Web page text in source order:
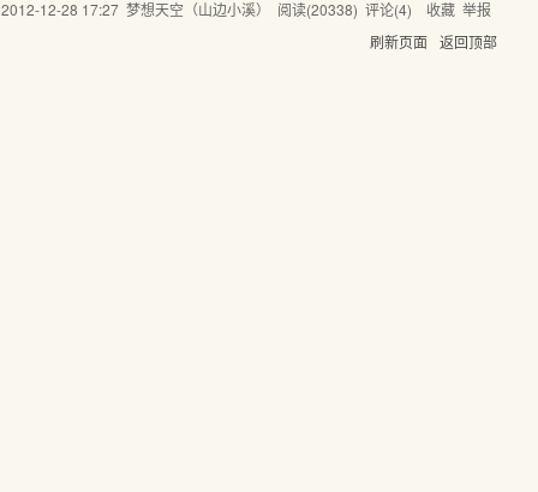
2012-12-28 17:27 梦想天空（山边小溪） 阅读(20338) 评论(4) 收藏 举报
刷新页面
返回顶部